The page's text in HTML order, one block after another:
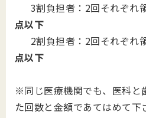
3割負担者：2回それぞれ
点以下
2割負担者：2回それぞれ
点以下
※同じ医療機関でも、医科と
た回数と金額であてはめて下